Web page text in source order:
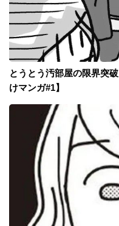
とうとう汚部屋の限界突
けマンガ#1】